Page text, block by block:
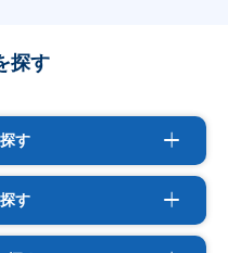
探す
す
す